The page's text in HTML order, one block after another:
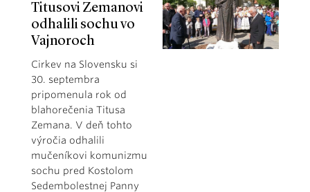
Titusovi Zemanovi
odhalili sochu vo
Vajnoroch
Cirkev na Slovensku si
30. septembra
pripomenula rok od
blahorečenia Titusa
Zemana. V deň tohto
výročia odhalili
mučeníkovi komunizmu
sochu pred Kostolom
Sedembolestnej Panny